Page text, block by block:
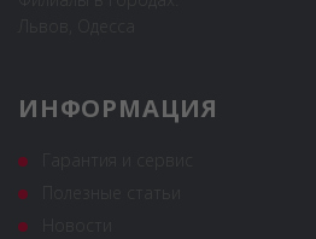
ИНФОРМАЦИЯ